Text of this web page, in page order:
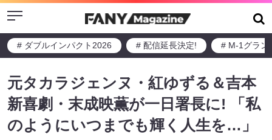
Menu
# ダブルインパクト2026 # 配信延長決定! # M-1グラン
元タカラジェンヌ・紅ゆずる＆吉本
新喜劇・末成映薫が一日署長に! 「私
のようにいつまでも輝く人生を…」